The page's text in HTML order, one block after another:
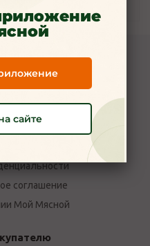
соглашение
Мой Мясной
сайте